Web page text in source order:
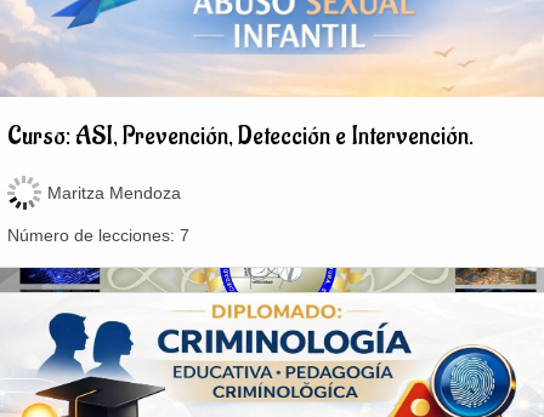
Curso: ASI, Prevención, Detección e Intervención.
Maritza Mendoza
Número de lecciones: 7